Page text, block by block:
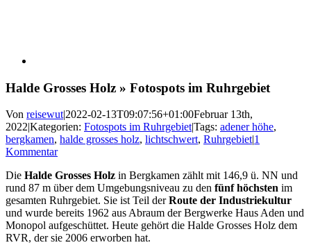
Halde Grosses Holz » Fotospots im Ruhrgebiet
Von reisewut|2022-02-13T09:07:56+01:00Februar 13th,
2022|Kategorien: Fotospots im Ruhrgebiet|Tags: adener höhe,
bergkamen, halde grosses holz, lichtschwert, Ruhrgebiet|1
Kommentar
Die Halde Grosses Holz in Bergkamen zählt mit 146,9 ü. NN und
rund 87 m über dem Umgebungsniveau zu den fünf höchsten im
gesamten Ruhrgebiet. Sie ist Teil derRoute der Industriekultur
und wurde bereits 1962 aus Abraum der Bergwerke Haus Aden und
Monopol aufgeschüttet. Heute gehört die Halde Grosses Holz dem
RVR, der sie 2006 erworben hat.